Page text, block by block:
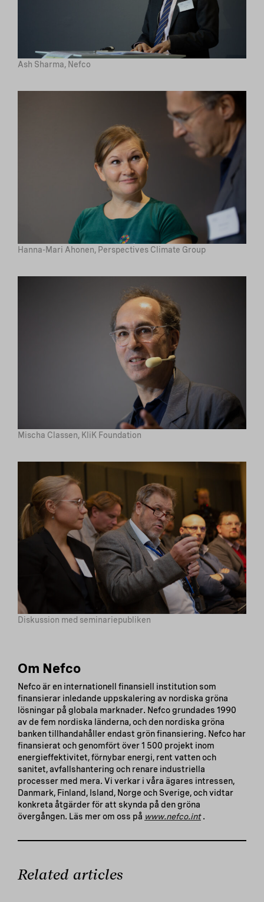
Ash Sharma, Nefco
Hanna-Mari Ahonen, Perspectives Climate Group
Mischa Classen, KliK Foundation
Diskussion med seminariepubliken
Om Nefco
Nefco är en internationell finansiell institution som
finansierar inledande uppskalering av nordiska gröna
lösningar på globala marknader. Nefco grundades 1990
av de fem nordiska länderna, och den nordiska gröna
banken tillhandahåller endast grön finansiering. Nefco har
finansierat och genomfört över 1 500 projekt inom
energieffektivitet, förnybar energi, rent vatten och
sanitet, avfallshantering och renare industriella
processer med mera. Vi verkar i våra ägares intressen,
Danmark, Finland, Island, Norge och Sverige, och vidtar
konkreta åtgärder för att skynda på den gröna
övergången. Läs mer om oss på www.nefco.int.
Related articles